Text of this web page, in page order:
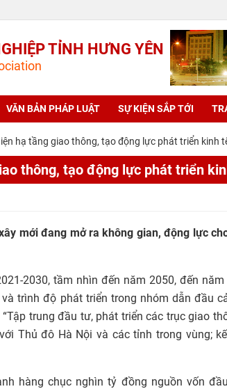
TỈNH HƯNG YÊN
VĂN BẢN PHÁP LUẬT SỰ KIỆN SẮP TỚI
hạ tầng giao thông, tạo động lực phát triển kinh
thông, tạo động lực phát triển
mới đang mở ra không gian, động lực
2030, tầm nhìn đến năm 2050, đến
trình độ phát triển trong nhóm dẫn đầu
trungđầu tư, phát triển các trục giao
Thủ đô Hà Nội và các tỉnh trong vùng;
hàng chục nghìn tỷ đồng nguồn vốn